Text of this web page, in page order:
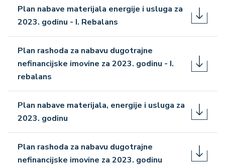
Plan nabave materijala energije i usluga za
2023. godinu - I. Rebalans
Plan rashoda za nabavu dugotrajne
nefinancijske imovine za 2023. godinu - I.
rebalans
Plan nabave materijala, energije i usluga za
2023. godinu
Plan rashoda za nabavu dugotrajne
nefinancijske imovine za 2023. godinu